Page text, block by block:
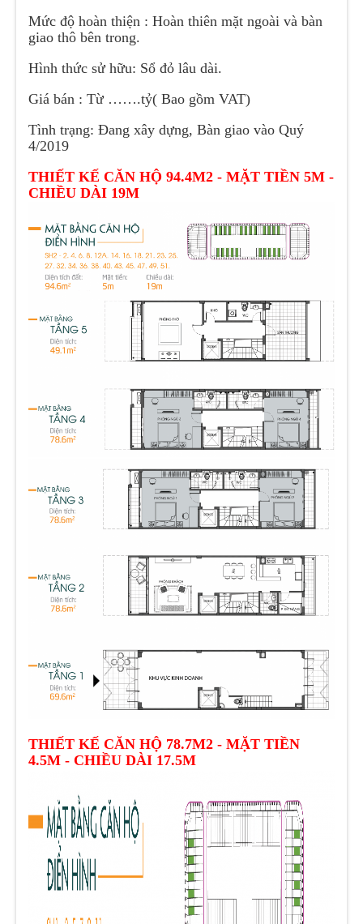
Mức độ hoàn thiện : Hoàn thiên mặt ngoài và bàn
giao thô bên trong.
Hình thức sử hữu: Sổ đỏ lâu dài.
Giá bán : Từ …….tỷ( Bao gồm VAT)
Tình trạng: Đang xây dựng, Bàn giao vào Quý
4/2019
THIẾT KẾ CĂN HỘ 94.4M2 - MẶT TIỀN 5M -
CHIỀU DÀI 19M
THIẾT KẾ CĂN HỘ 78.7M2 - MẶT TIỀN
4.5M - CHIỀU DÀI 17.5M